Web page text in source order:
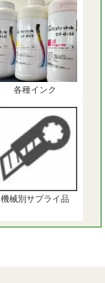
各種インク
機械別サプライ品